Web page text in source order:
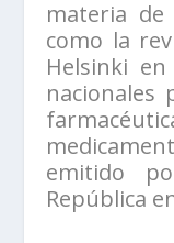
materia de
como la
Helsinki
nacionales
emitido
República